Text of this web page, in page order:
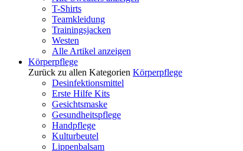
T-Shirts
Teamkleidung
Trainingsjacken
Westen
Alle Artikel anzeigen
Körperpflege
Zurück zu allen Kategorien Körperpflege
Desinfektionsmittel
Erste Hilfe Kits
Gesichtsmaske
Gesundheitspflege
Handpflege
Kulturbeutel
Lippenbalsam